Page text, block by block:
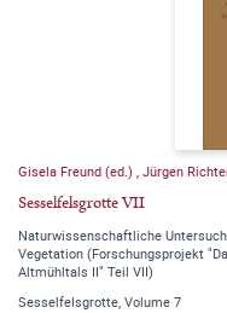
Gisela Freund (ed.) , Jürgen
Sesselfelsgrotte VII
Naturwissenschaftliche
Vegetation (Forschungsprojekt
Altmühltals II" Teil VII)
Sesselfelsgrotte, Volume 7